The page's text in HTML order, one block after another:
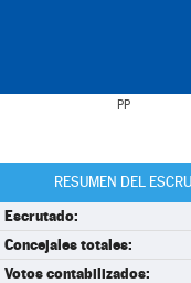
PP
RESUMEN DEL
Escrutado:
Concejales totales:
Votos contabilizados: